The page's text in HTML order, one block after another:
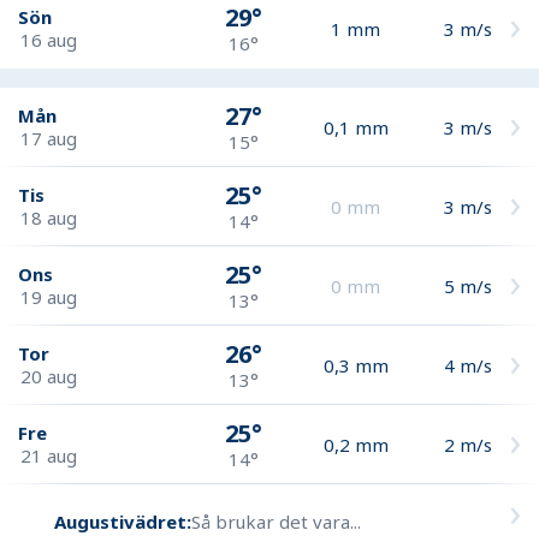
Sön
16 aug
29°
16°
1 mm 3 m/s
Mån
17 aug
27°
15°
0,1 mm 3 m/s
Tis
18 aug
25°
14°
0 mm 3 m/s
Ons
19 aug
25°
13°
0 mm 5 m/s
Tor
20 aug
26°
13°
0,3 mm 4 m/s
Fre
21 aug
25°
14°
0,2 mm 2 m/s
Augustivädret:Så brukar det vara...